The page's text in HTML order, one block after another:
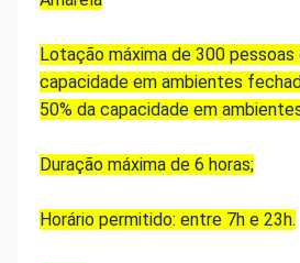
Lotação máxima de 300 pessoas
capacidade em ambientes
50% da capacidade em
Duração máxima de 6 horas;
Horário permitido: entre 7h e 23h.